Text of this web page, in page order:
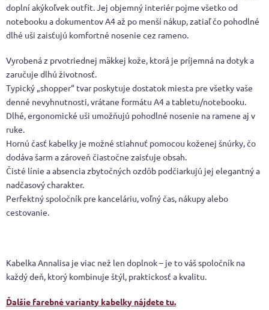
doplní akýkoľvek outfit. Jej objemný interiér pojme všetko od
notebooku a dokumentov A4 až po menší nákup, zatiaľ čo pohodlné
dlhé uši zaisťujú komfortné nosenie cez rameno.
Vyrobená z prvotriednej mäkkej kože, ktorá je príjemná na dotyk a
zaručuje dlhú životnosť.
Typický „shopper“ tvar poskytuje dostatok miesta pre všetky vaše
denné nevyhnutnosti, vrátane formátu A4 a tabletu/notebooku.
Dlhé, ergonomické uši umožňujú pohodlné nosenie na ramene aj v
ruke.
Hornú časť kabelky je možné stiahnuť pomocou koženej šnúrky, čo
dodáva šarm a zároveň čiastočne zaisťuje obsah.
Čisté línie a absencia zbytočných ozdôb podčiarkujú jej elegantný a
nadčasový charakter.
Perfektný spoločník pre kanceláriu, voľný čas, nákupy alebo
cestovanie.
Kabelka Annalisa je viac než len doplnok – je to váš spoločník na
každý deň, ktorý kombinuje štýl, praktickosť a kvalitu.
Ďalšie farebné varianty kabelky nájdete tu.